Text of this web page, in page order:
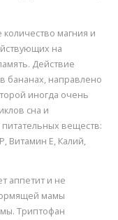
магния и
на
Действие
бананах, направлено
иногда очень
сна и
веществ:
Витамин Е, Калий,
аппетит и не
мамы
Триптофан